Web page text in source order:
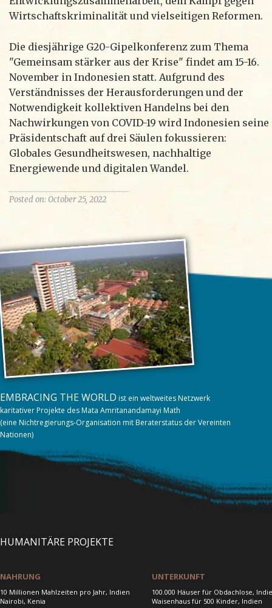
Wirtschaftskriminalität und vielseitigen Reformen.
Die diesjährige G20-Gipelkonferenz zum Thema
"Gemeinsam stärker aus der Krise" findet am 15-16.
November in Indonesien statt. Aufgrund des
Verständnisses der Herausforderungen und der
Notwendigkeit kollektiven Handelns bei den
Nachwirkungen von COVID-19 wird Indonesien seine
Präsidentschaft auf drei Säulen fokussieren:
Globales Gesundheitswesen, nachhaltige
Energiewende und digitalen Wandel.
Posted on: October 25, 2022
EMBRACING THE WORLD ist ein weltweites Netzwerk
karitativer Projekte des Mata Amritanandamayi Math
(eine Nichtregierungs-Organisation mit Beraterstatus der Vereinten
Nationen)
HUMANITÄRE PROJEKTE
NAHRUNG
10 Millionen Mahlzeiten pro Jahr, Indien
Nairobi, Kenia
UNTERKUNFT
100.000 Häuser für Obdachlose,
Waisenhaus für 500 Kinder, Indien